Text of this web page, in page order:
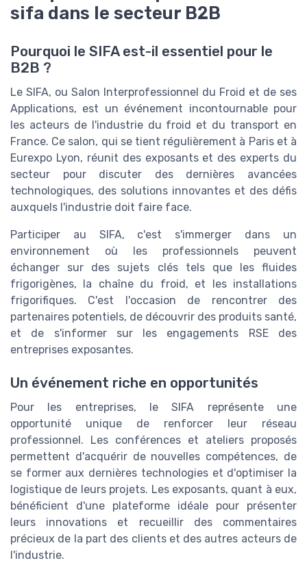
sifa dans le secteur B2B
Pourquoi le SIFA est-il essentiel pour le
B2B ?
Le SIFA, ou Salon Interprofessionnel du Froid et de ses
Applications, est un événement incontournable pour
les acteurs de l'industrie du froid et du transport en
France. Ce salon, qui se tient régulièrement à Paris et à
Eurexpo Lyon, réunit des exposants et des experts du
secteur pour discuter des dernières avancées
technologiques, des solutions innovantes et des défis
auxquels l'industrie doit faire face.
Participer au SIFA, c'est s'immerger dans un
environnement où les professionnels peuvent
échanger sur des sujets clés tels que les fluides
frigorigènes, la chaîne du froid, et les installations
frigorifiques. C'est l'occasion de rencontrer des
partenaires potentiels, de découvrir des produits santé,
et de s'informer sur les engagements RSE des
entreprises exposantes.
Un événement riche en opportunités
Pour les entreprises, le SIFA représente une
opportunité unique de renforcer leur réseau
professionnel. Les conférences et ateliers proposés
permettent d'acquérir de nouvelles compétences, de
se former aux dernières technologies et d'optimiser la
logistique de leurs projets. Les exposants, quant à eux,
bénéficient d'une plateforme idéale pour présenter
leurs innovations et recueillir des commentaires
précieux de la part des clients et des autres acteurs de
l'industrie.